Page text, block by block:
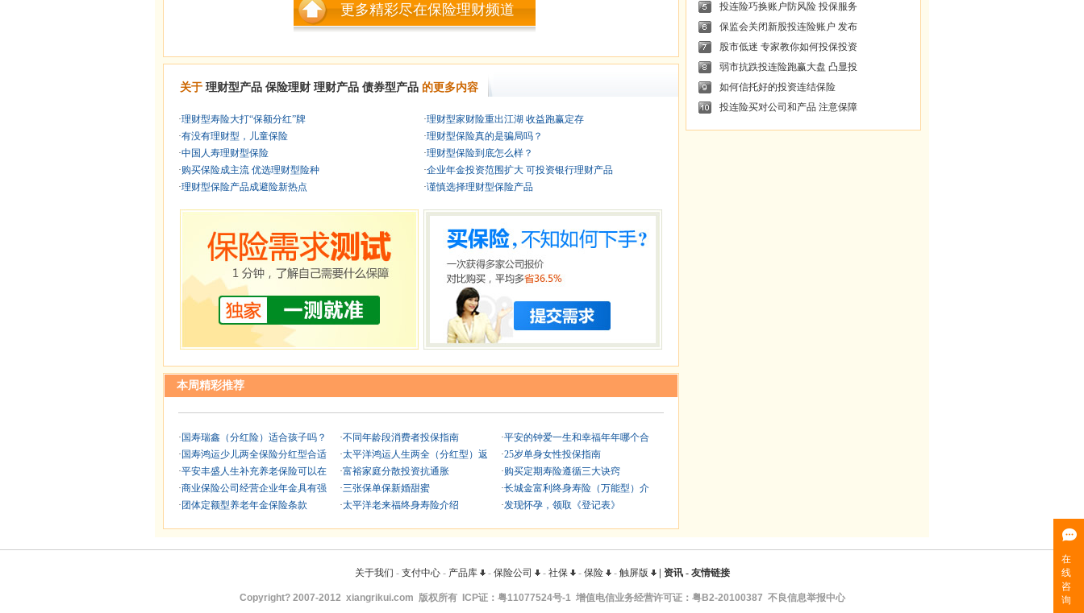
更多精彩尽在保险理财频道
关于 理财型产品 保险理财 理财产品 债券型产品 的更多内容
·理财型寿险大打“保额分红”牌
·有没有理财型，儿童保险
·中国人寿理财型保险
·购买保险成主流 优选理财型险种
·理财型保险产品成避险新热点
·理财型家财险重出江湖 收益跑赢定存
·理财型保险真的是骗局吗？
·理财型保险到底怎么样？
·企业年金投资范围扩大 可投资银行理财产品
·谨慎选择理财型保险产品
本周精彩推荐
· 国寿瑞鑫（分红险）适合孩子吗？
· 国寿鸿运少儿两全保险分红型合适
·平安丰盛人生补充养老保险可以在
·商业保险公司经营企业年金具有强
· 团体定额型养老年金保险条款
·不同年龄段消费者投保指南
·太平洋鸿运人生两全（分红型）返
·富裕家庭分散投资抗通胀
·三张保单保新婚甜蜜
·太平洋老来福终身寿险介绍
·平安的钟爱一生和幸福年年哪个合
·25岁单身女性投保指南
·购买定期寿险遵循三大诀窍
·长城金富利终身寿险（万能型）介
·发现怀孕，领取《登记表》
投连险巧换账户防风险 投保服务
保监会关闭新股投连险账户 发布
股市低迷 专家教你如何投保投资
弱市抗跌投连险跑赢大盘 凸显投
如何信托好的投资连结保险
投连险买对公司和产品 注意保障
关于我们 - 支付中心- 产品库 - 保险公司 - 社保 - 保险 - 触屏版 | 资讯- 友情链接
Copyright? 2007-2012 xiangrikui.com 版权所有 ICP证： 粤11077524号-1增值电信业务经营许可证：粤B2-20100387 不良信息举报中心